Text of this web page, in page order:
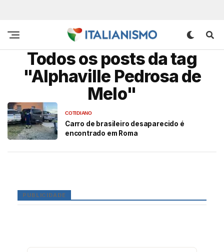
Todos os posts da tag
"Alphaville Pedrosa de
Melo"
COTIDIANO
Carro de brasileiro desaparecido é
encontrado em Roma
PUBLICIDADE